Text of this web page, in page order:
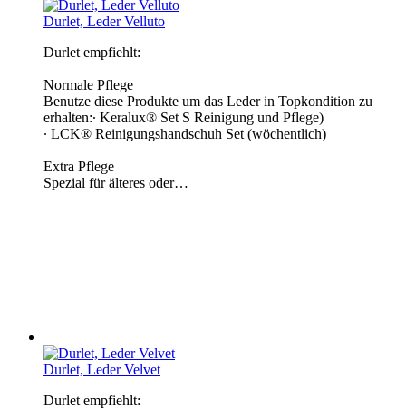
Durlet, Leder Velluto
Durlet empfiehlt:
Normale Pflege
Benutze diese Produkte um das Leder in Topkondition zu
erhalten:∙ Keralux® Set S Reinigung und Pflege)
∙ LCK® Reinigungshandschuh Set (wöchentlich)
Extra Pflege
Spezial für älteres oder…
Durlet, Leder Velvet
Durlet empfiehlt: